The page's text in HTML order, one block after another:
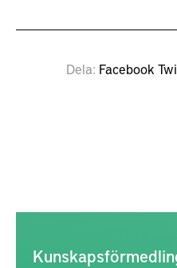
Dela Facebook